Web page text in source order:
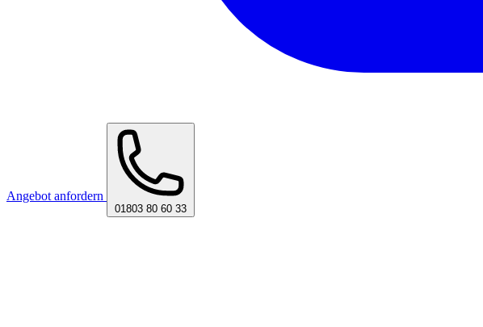
Angebot anfordern
01803 80 60 33